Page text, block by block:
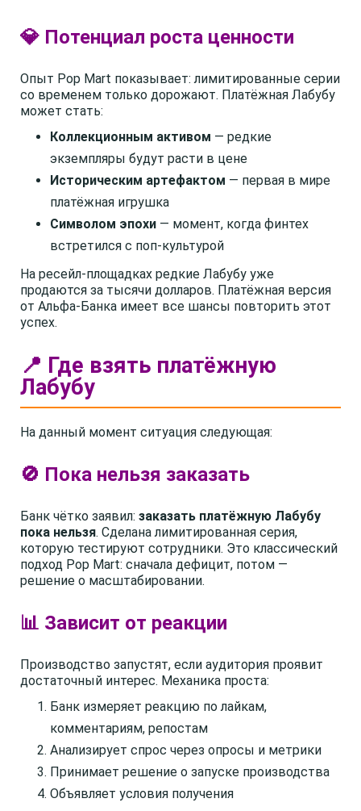
💎 Потенциал роста ценности
Опыт Pop Mart показывает: лимитированные серии
со временем только дорожают. Платёжная Лабубу
может стать:
Коллекционным активом — редкие
экземпляры будут расти в цене
Историческим артефактом — первая в мире
платёжная игрушка
Символом эпохи — момент, когда финтех
встретился с поп-культурой
На ресейл-площадках редкие Лабубу уже
продаются за тысячи долларов. Платёжная версия
от Альфа-Банка имеет все шансы повторить этот
успех.
📍 Где взять платёжную
Лабубу
На данный момент ситуация следующая:
🚫 Пока нельзя заказать
Банк чётко заявил: заказать платёжную Лабубу
пока нельзя. Сделана лимитированная серия,
которую тестируют сотрудники. Это классический
подход Pop Mart: сначала дефицит, потом —
решение о масштабировании.
📊 Зависит от реакции
Производство запустят, если аудитория проявит
достаточный интерес. Механика проста:
Банк измеряет реакцию по лайкам,
комментариям, репостам
Анализирует спрос через опросы и метрики
Принимает решение о запуске производства
Объявляет условия получения